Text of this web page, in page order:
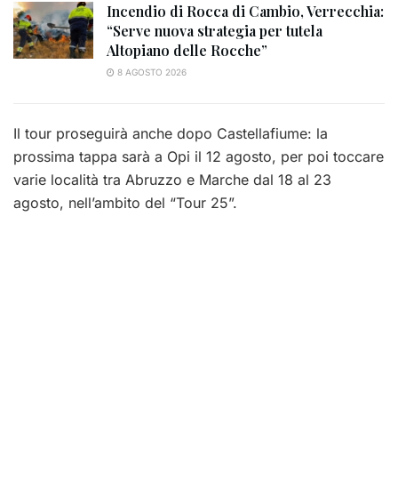
Incendio di Rocca di Cambio, Verrecchia:
“Serve nuova strategia per tutela
Altopiano delle Rocche”
8 AGOSTO 2026
Il tour proseguirà anche dopo Castellafiume: la
prossima tappa sarà a Opi il 12 agosto, per poi toccare
varie località tra Abruzzo e Marche dal 18 al 23
agosto, nell’ambito del “Tour 25”.